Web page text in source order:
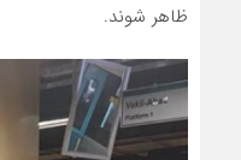
ظاهر شوند.